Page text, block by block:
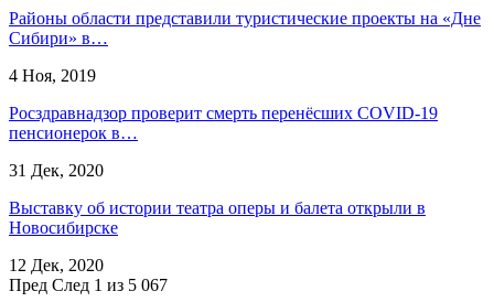
Районы области представили туристические проекты на «Дне
Сибири» в…
4 Ноя, 2019
Росздравнадзор проверит смерть перенёсших COVID-19
пенсионерок в…
31 Дек, 2020
Выставку об истории театра оперы и балета открыли в
Новосибирске
12 Дек, 2020
Пред След 1 из 5 067